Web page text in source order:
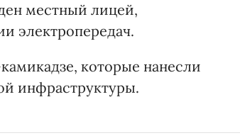
местный лицей,
электропередач.
которые нанесли
инфраструктуры.